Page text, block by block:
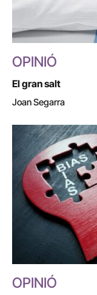
OPINIÓ
El gran salt
Joan Segarra
OPINIÓ